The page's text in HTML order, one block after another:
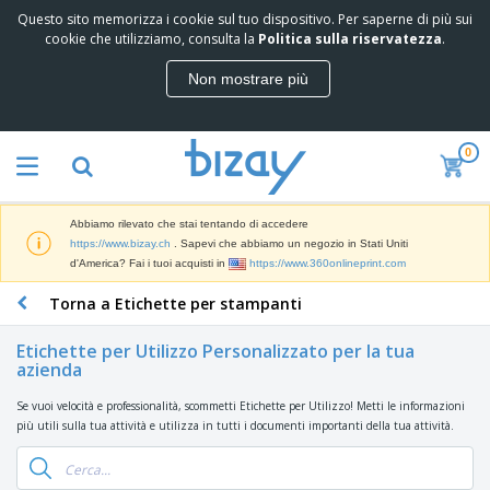
Questo sito memorizza i cookie sul tuo dispositivo. Per saperne di più sui
cookie che utilizziamo, consulta la Politica sulla riservatezza.
Non mostrare più
0
I
d
u
t
t
e
r
e
d
i
M
r
k
t
i
n
g
P
o
d
o
t
i
P
r
o
o
z
i
o
D
s
p
l
a
y
e
E
s
p
o
r
n
i
t
u
e
a
g
A
b
Abbiamo rilevato che stai tentando di accedere
https://www.bizay.ch
. Sapevi che abbiamo un negozio in Stati Uniti
d'America? Fai i tuoi acquisti in
https://www.360onlineprint.com
Torna a Etichette per stampanti
Etichette per Utilizzo Personalizzato per la tua
azienda
Se vuoi velocità e professionalità, scommetti Etichette per Utilizzo! Metti le informazioni
più utili sulla tua attività e utilizza in tutti i documenti importanti della tua attività.